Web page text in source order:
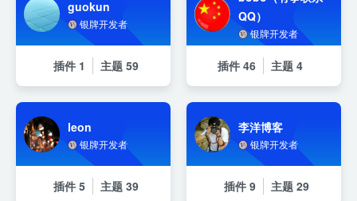
guokun
银牌开发者
插件 1 主题 59
QQ）
银牌开发者
插件46 主题 4
leon
银牌开发者
插件5 主题 39
李洋博客
银牌开发者
插件9 主题 29